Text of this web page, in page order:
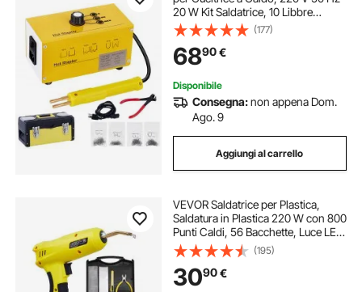
20 W Kit Saldatrice, 10 Libbre
Saldatrice di Plastica per Riparare
Rapidamente Le Plastiche Rotte e
Danneggiate di Autoveicoli
(177)
6890€
Disponibile
Consegna:non appena Dom.
Ago. 9
Aggiungi al carrello
VEVOR Saldatrice per Plastica,
Saldatura in Plastica 220 W con 800
Punti Caldi, 56 Bacchette, Luce LED,
per Paraurti in Plastica per Auto per
Kayak, Giocattoli, Riparazione di
Crepe in Plastica
(195)
3090€